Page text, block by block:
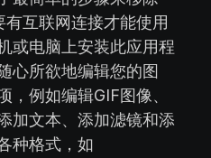
互联网连接才能使用
或电脑上安装此应用程
心所欲地编辑您的图
，例如编辑GIF图像、
加文本、添加滤镜和添
种格式，如